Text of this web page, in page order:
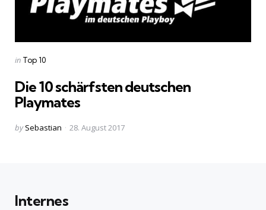
Categories
Posted
in Top 10
Die 10 schärfsten deutschen
Playmates
Posted
by Sebastian 28. August 2017
Internes